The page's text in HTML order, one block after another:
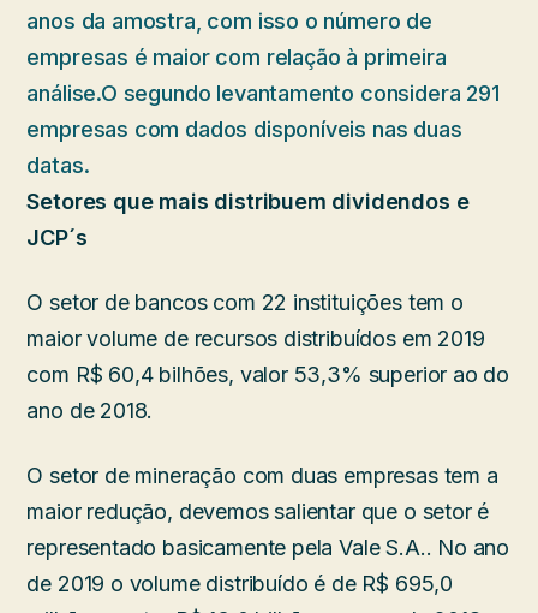
anos da amostra, com isso o número de
empresas é maior com relação à primeira
análise.O segundo levantamento considera 291
empresas com dados disponíveis nas duas
datas.
Setores que mais distribuem dividendos e
JCP´s
O setor de bancos com 22 instituições tem o
maior volume de recursos distribuídos em 2019
com R$ 60,4 bilhões, valor 53,3% superior ao do
ano de 2018.
O setor de mineração com duas empresas tem a
maior redução, devemos salientar que o setor é
representado basicamente pela Vale S.A.. No ano
de 2019 o volume distribuído é de R$ 695,0